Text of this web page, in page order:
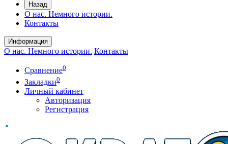
Назад
О нас. Немного истории.
Контакты
Информация
О нас. Немного истории. Контакты
Сравнение0
Закладки0
Личный кабинет
Авторизация
Регистрация